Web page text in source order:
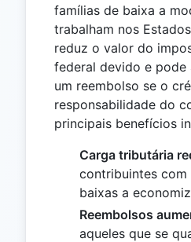
famílias de baixa a
trabalham nos
reduz o valor do
federal devido e pode
um reembolso se o
responsabilidade do
principais benefícios
Carga tributária
contribuintes com
baixas a
Reembolsos
aqueles que se